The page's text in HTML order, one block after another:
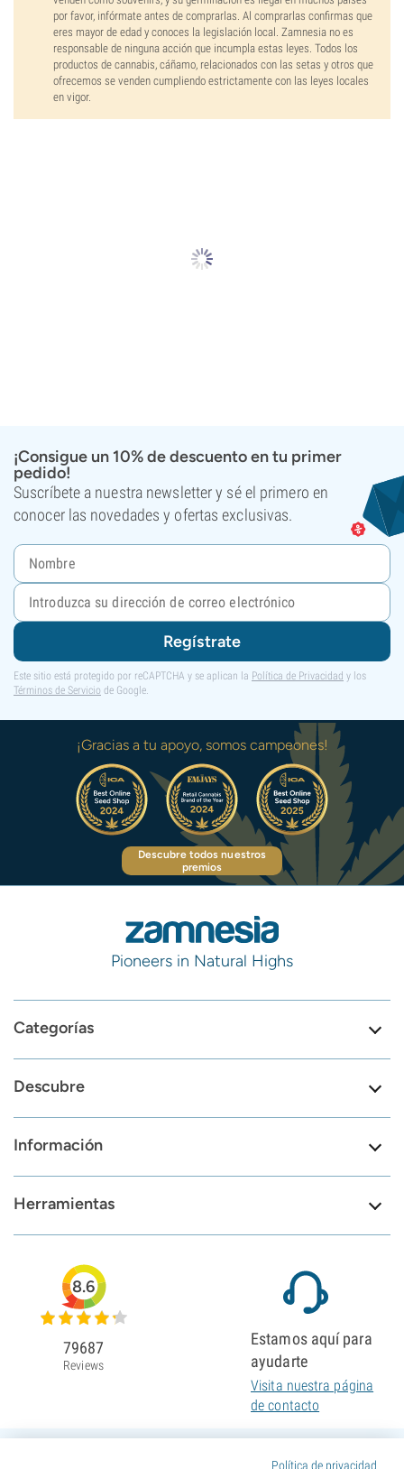
por favor, infórmate antes de comprarlas. Al comprarlas confirmas que
eres mayor de edad y conoces la legislación local. Zamnesia no es
responsable de ninguna acción que incumpla estas leyes. Todos los
productos de cannabis, cáñamo, relacionados con las setas y otros que
ofrecemos se venden cumpliendo estrictamente con las leyes locales
en vigor.
¡Consigue un 10% de descuento en tu primer
pedido!
Suscríbete a nuestra newsletter y sé el primero en
conocer las novedades y ofertas exclusivas.
Regístrate
Este sitio está protegido por reCAPTCHA y se aplican la Política de Privacidad y los
Términos de Servicio de Google.
¡Gracias a tu apoyo, somos campeones!
Descubre todos nuestros
premios
Pioneers in Natural Highs
Categorías
Descubre
Información
Herramientas
Política de privacidad
8.6
79687
Reviews
Estamos aquí para
ayudarte
Visita nuestra página
de contacto